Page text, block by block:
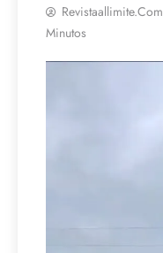
Revistaallimite.com
Minutos